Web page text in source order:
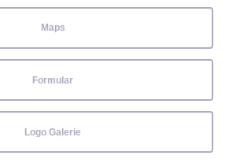
Maps
Formular
Logo Galerie